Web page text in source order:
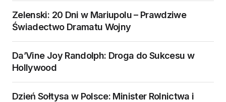
Zelenski: 20 Dni w Mariupolu – Prawdziwe
Świadectwo Dramatu Wojny
Da’Vine Joy Randolph: Droga do Sukcesu w
Hollywood
Dzień Sołtysa w Polsce: Minister Rolnictwa i